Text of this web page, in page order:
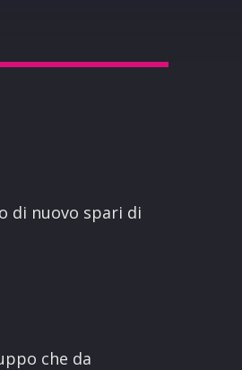
di nuovo spari di
che da